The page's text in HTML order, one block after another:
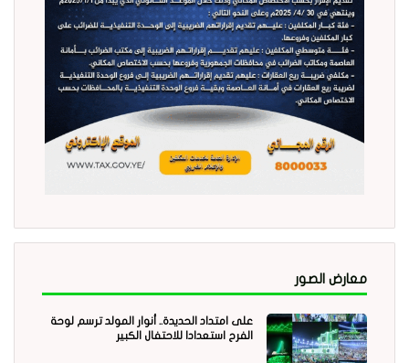
معارض الصور
على امتداد الحديدة.. أنوار المولد ترسم لوحة
الفرح استعدادا للاحتفال الكبير